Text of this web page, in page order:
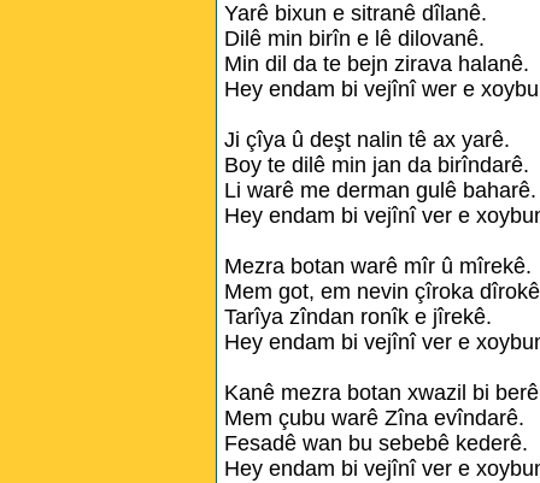
Yarê bixun e sitranê dîlanê.
Dilê min birîn e lê dilovanê.
Min dil da te bejn zirava halanê.
Hey endam bi vejînî wer e
Ji çîya û deşt nalin tê ax yarê.
Boy te dilê min jan da birîndarê.
Li warê me derman gulê baharê.
Hey endam bi vejînî ver e
Mezra botan warê mîr û mîrekê.
Mem got, em nevin çîroka
Tarîya zîndan ronîk e jîrekê.
Hey endam bi vejînî ver e
Kanê mezra botan xwazil bi
Mem çubu warê Zîna evîndarê.
Fesadê wan bu sebebê kederê.
Hey endam bi vejînî ver e